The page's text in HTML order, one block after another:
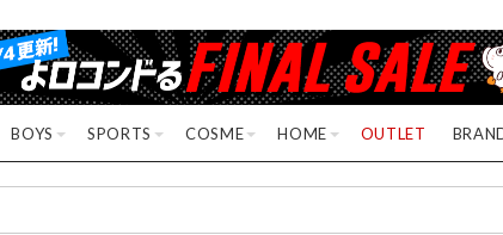
BOYS SPORTS COSME HOME OUTLET